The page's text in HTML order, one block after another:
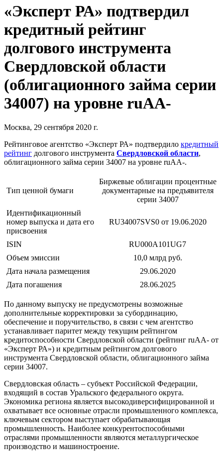
«Эксперт РА» подтвердил
кредитный рейтинг
долгового инструмента
Свердловской области
(облигационного займа серии
34007) на уровне ruАА-
Москва, 29 сентября 2020 г.
Рейтинговое агентство «Эксперт РА» подтвердило кредитный
рейтинг долгового инструмента Свердловской области,
облигационного займа серии 34007 на уровне ruАА-.
Тип ценной бумаги
Биржевые облигации процентные
документарные на предъявителя
серии 34007
Идентификационный
номер выпуска и дата его
присвоения
RU34007SVS0 от 19.06.2020
ISIN
RU000A101UG7
Объем эмиссии
10,0 млрд руб.
Дата начала размещения
29.06.2020
Дата погашения
28.06.2025
По данному выпуску не предусмотрены возможные
дополнительные корректировки за субординацию,
обеспечение и поручительство, в связи с чем агентство
устанавливает паритет между текущим рейтингом
кредитоспособности Свердловской области (рейтинг ruАА- от
«Эксперт РА») и кредитным рейтингом долгового
инструмента Свердловской области, облигационного займа
серии 34007.
Свердловская область – субъект Российской Федерации,
входящий в состав Уральского федерального округа.
Экономика региона является высокодиверсифицированной и
охватывает все основные отрасли промышленного комплекса,
ключевым сектором выступает обрабатывающая
промышленность. Наиболее конкурентоспособными
отраслями промышленности являются металлургическое
производство и машиностроение.